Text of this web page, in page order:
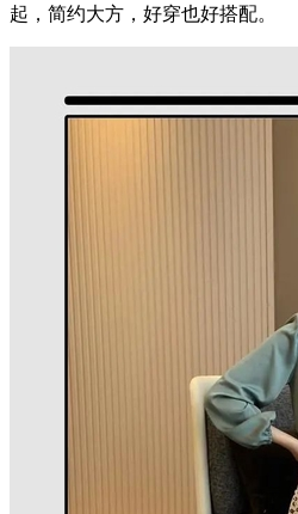
起，简约大方，好穿也好搭配。